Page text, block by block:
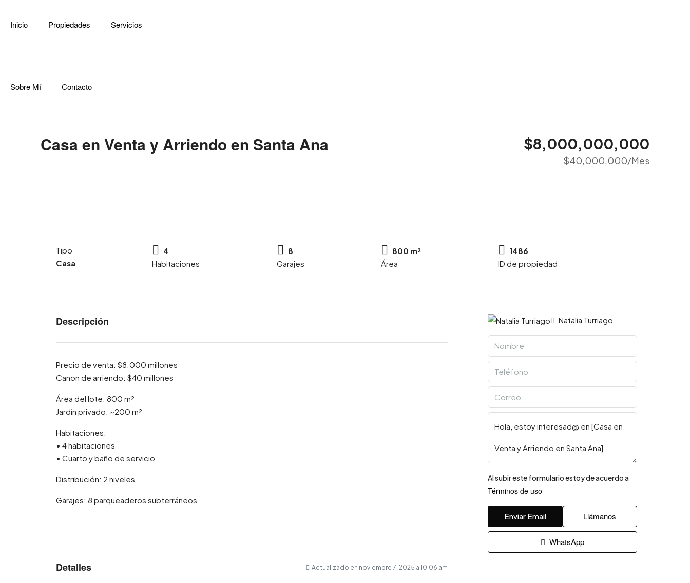
Inicio Propiedades Servicios
Sobre Mí Contacto
Casa en Venta y Arriendo en Santa Ana $8,000,000,000
$40,000,000/Mes
Tipo
Casa
4
Habitaciones
8
Garajes
800 m²
Área
1486
ID de propiedad
Descripción
Precio de venta: $8.000 millones
Canon de arriendo: $40 millones
Área del lote: 800 m²
Jardín privado: ~200 m²
Habitaciones:
• 4 habitaciones
• Cuarto y baño de servicio
Distribución: 2 niveles
Garajes: 8 parqueaderos subterráneos
Detalles Actualizado en noviembre 7, 2025 a 10:06 am
Natalia Turriago
Al subir este formulario estoy de acuerdo a
Términos de uso
Enviar Email Llámanos
WhatsApp